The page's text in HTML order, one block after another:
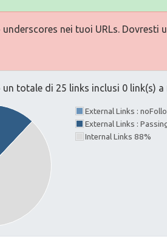
nei tuoi URLs.
totale di 25 links inclusi 0 link(s) a
External Links :
External Links :
Internal Links 88%